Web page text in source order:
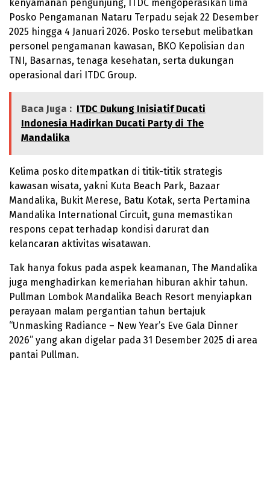
kenyamanan pengunjung, ITDC mengoperasikan lima
Posko Pengamanan Nataru Terpadu sejak 22 Desember
2025 hingga 4 Januari 2026. Posko tersebut melibatkan
personel pengamanan kawasan, BKO Kepolisian dan
TNI, Basarnas, tenaga kesehatan, serta dukungan
operasional dari ITDC Group.
Baca Juga : ITDC Dukung Inisiatif Ducati
Indonesia Hadirkan Ducati Party di The
Mandalika
Kelima posko ditempatkan di titik-titik strategis
kawasan wisata, yakni Kuta Beach Park, Bazaar
Mandalika, Bukit Merese, Batu Kotak, serta Pertamina
Mandalika International Circuit, guna memastikan
respons cepat terhadap kondisi darurat dan
kelancaran aktivitas wisatawan.
Tak hanya fokus pada aspek keamanan, The Mandalika
juga menghadirkan kemeriahan hiburan akhir tahun.
Pullman Lombok Mandalika Beach Resort menyiapkan
perayaan malam pergantian tahun bertajuk
“Unmasking Radiance – New Year’s Eve Gala Dinner
2026” yang akan digelar pada 31 Desember 2025 di area
pantai Pullman.